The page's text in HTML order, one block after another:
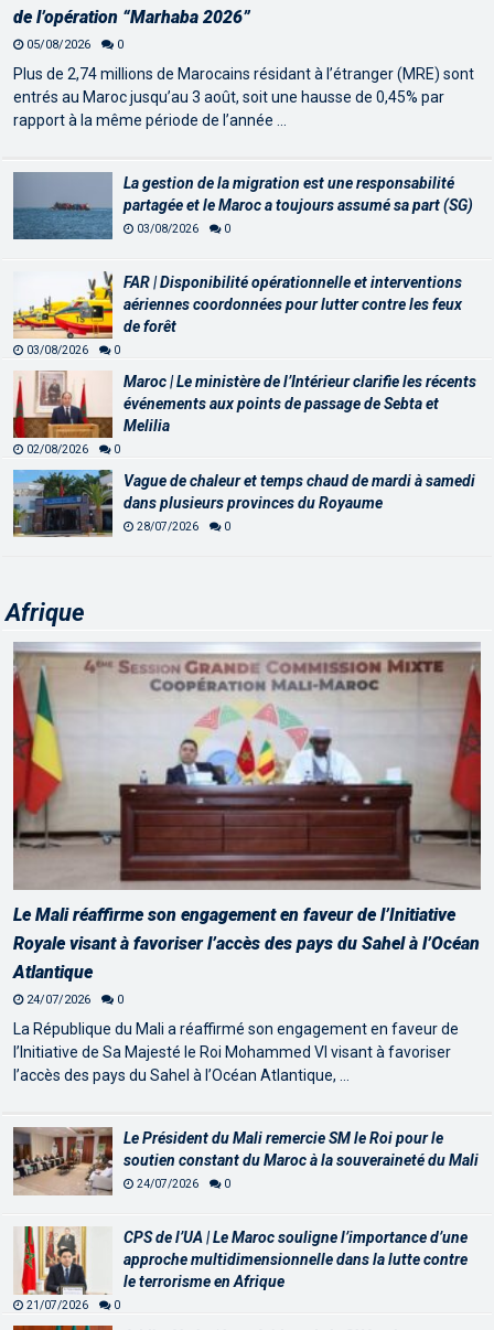
de l’opération “Marhaba 2026”
05/08/2026 0
Plus de 2,74 millions de Marocains résidant à l’étranger (MRE) sont
entrés au Maroc jusqu’au 3 août, soit une hausse de 0,45% par
rapport à la même période de l’année …
La gestion de la migration est une responsabilité
partagée et le Maroc a toujours assumé sa part (SG)
03/08/2026 0
FAR | Disponibilité opérationnelle et interventions
aériennes coordonnées pour lutter contre les feux
de forêt
03/08/2026 0
Maroc | Le ministère de l’Intérieur clarifie les récents
événements aux points de passage de Sebta et
Melilia
02/08/2026 0
Vague de chaleur et temps chaud de mardi à samedi
dans plusieurs provinces du Royaume
28/07/2026 0
Afrique
Le Mali réaffirme son engagement en faveur de l’Initiative
Royale visant à favoriser l’accès des pays du Sahel à l’Océan
Atlantique
24/07/2026 0
La République du Mali a réaffirmé son engagement en faveur de
l’Initiative de Sa Majesté le Roi Mohammed VI visant à favoriser
l’accès des pays du Sahel à l’Océan Atlantique, …
Le Président du Mali remercie SM le Roi pour le
soutien constant du Maroc à la souveraineté du Mali
24/07/2026 0
CPS de l’UA | Le Maroc souligne l’importance d’une
approche multidimensionnelle dans la lutte contre
le terrorisme en Afrique
21/07/2026 0